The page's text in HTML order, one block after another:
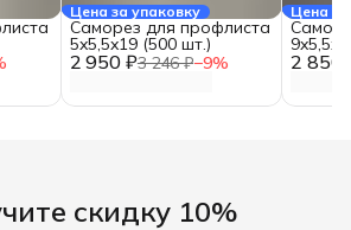
Цена за упаковку
2 950 ₽3 246 ₽−9%
Саморез для профлиста
5x5,5x19 (500 шт.)
Цена за
2 850
скидку 10%